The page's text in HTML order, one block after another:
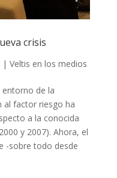
crisis
| Veltis en los medios
entorno de la
al factor riesgo ha
a la conocida
y 2007). Ahora, el
-sobre todo desde